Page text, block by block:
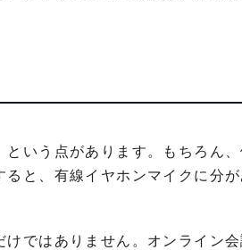
いう点があります。もちろん
と、有線イヤホンマイクに分
けではありません。オンライン